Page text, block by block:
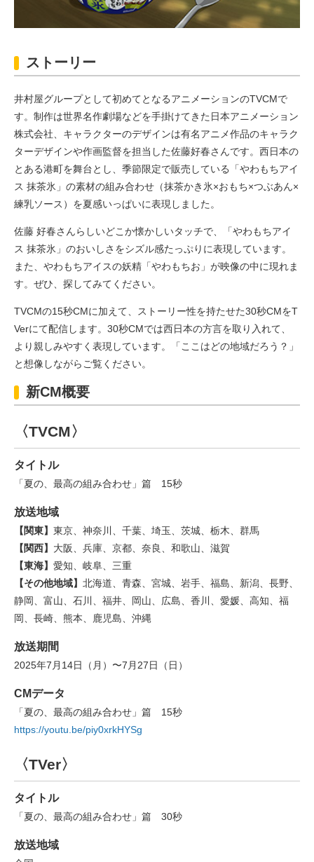
ストーリー
井村屋グループとして初めてとなるアニメーションのTVCMで
す。制作は世界名作劇場などを手掛けてきた日本アニメーション
株式会社、キャラクターのデザインは有名アニメ作品のキャラク
ターデザインや作画監督を担当した佐藤好春さんです。西日本の
とある港町を舞台とし、季節限定で販売している「やわもちアイ
ス 抹茶氷」の素材の組み合わせ（抹茶かき氷×おもち×つぶあん×
練乳ソース）を夏感いっぱいに表現しました。
佐藤 好春さんらしいどこか懐かしいタッチで、「やわもちアイ
ス 抹茶氷」のおいしさをシズル感たっぷりに表現しています。
また、やわもちアイスの妖精「やわもちお」が映像の中に現れま
す。ぜひ、探してみてください。
TVCMの15秒CMに加えて、ストーリー性を持たせた30秒CMをT
Verにて配信します。30秒CMでは西日本の方言を取り入れて、
より親しみやすく表現しています。「ここはどの地域だろう？」
と想像しながらご覧ください。
新CM概要
〈TVCM〉
タイトル
「夏の、最高の組み合わせ」篇 15秒
放送地域
【関東】 東京、神奈川、千葉、埼玉、茨城、栃木、群馬
【関西】 大阪、兵庫、京都、奈良、和歌山、滋賀
【東海】 愛知、岐阜、三重
【その他地域】 北海道、青森、宮城、岩手、福島、新潟、長野、
静岡、富山、石川、福井、岡山、広島、香川、愛媛、高知、福
岡、長崎、熊本、鹿児島、沖縄
放送期間
2025年7月14日（月）〜7月27日（日）
CMデータ
「夏の、最高の組み合わせ」篇 15秒
https://youtu.be/piy0xrkHYSg
〈TVer〉
タイトル
「夏の、最高の組み合わせ」篇 30秒
放送地域